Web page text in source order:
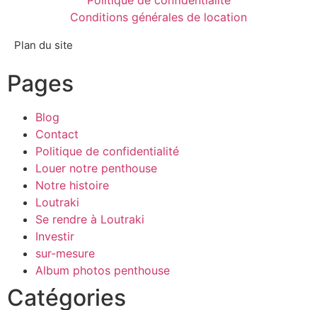
Conditions générales de location
Plan du site
Pages
Blog
Contact
Politique de confidentialité
Louer notre penthouse
Notre histoire
Loutraki
Se rendre à Loutraki
Investir
sur-mesure
Album photos penthouse
Catégories